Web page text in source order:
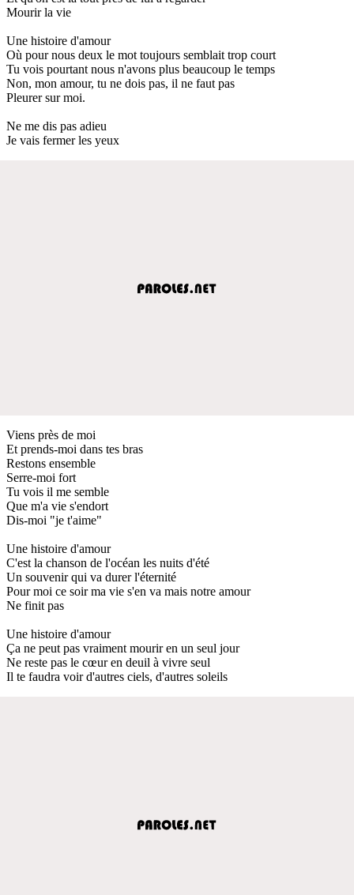
Mourir la vie
Une histoire d'amour
Où pour nous deux le mot toujours semblait trop court
Tu vois pourtant nous n'avons plus beaucoup le temps
Non, mon amour, tu ne dois pas, il ne faut pas
Pleurer sur moi.
Ne me dis pas adieu
Je vais fermer les yeux
Viens près de moi
Et prends-moi dans tes bras
Restons ensemble
Serre-moi fort
Tu vois il me semble
Que m'a vie s'endort
Dis-moi "je t'aime"
Une histoire d'amour
C'est la chanson de l'océan les nuits d'été
Un souvenir qui va durer l'éternité
Pour moi ce soir ma vie s'en va mais notre amour
Ne finit pas
Une histoire d'amour
Ça ne peut pas vraiment mourir en un seul jour
Ne reste pas le cœur en deuil à vivre seul
Il te faudra voir d'autres ciels, d'autres soleils